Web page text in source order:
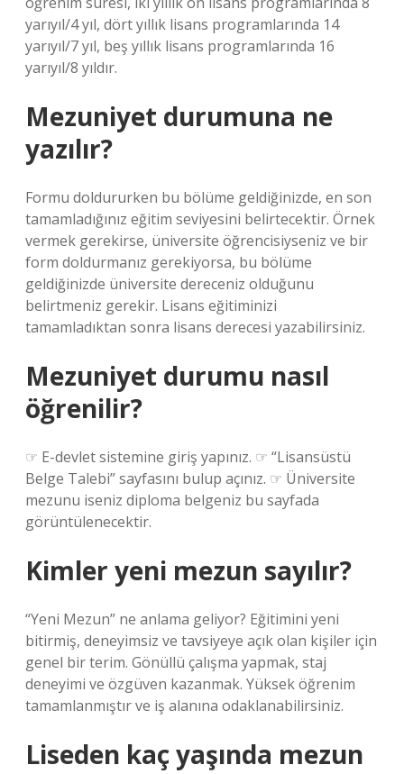
yarıyıl/4 yıl, dört yıllık lisans programlarında 14
yarıyıl/7 yıl, beş yıllık lisans programlarında 16
yarıyıl/8 yıldır.
Mezuniyet durumuna ne
yazılır?
Formu doldururken bu bölüme geldiğinizde, en son
tamamladığınız eğitim seviyesini belirtecektir. Örnek
vermek gerekirse, üniversite öğrencisiyseniz ve bir
form doldurmanız gerekiyorsa, bu bölüme
geldiğinizde üniversite dereceniz olduğunu
belirtmeniz gerekir. Lisans eğitiminizi
tamamladıktan sonra lisans derecesi yazabilirsiniz.
Mezuniyet durumu nasıl
öğrenilir?
☞ E-devlet sistemine giriş yapınız. ☞ “Lisansüstü
Belge Talebi” sayfasını bulup açınız. ☞ Üniversite
mezunu iseniz diploma belgeniz bu sayfada
görüntülenecektir.
Kimler yeni mezun sayılır?
“Yeni Mezun” ne anlama geliyor? Eğitimini yeni
bitirmiş, deneyimsiz ve tavsiyeye açık olan kişiler için
genel bir terim. Gönüllü çalışma yapmak, staj
deneyimi ve özgüven kazanmak. Yüksek öğrenim
tamamlanmıştır ve iş alanına odaklanabilirsiniz.
Liseden kaç yaşında mezun